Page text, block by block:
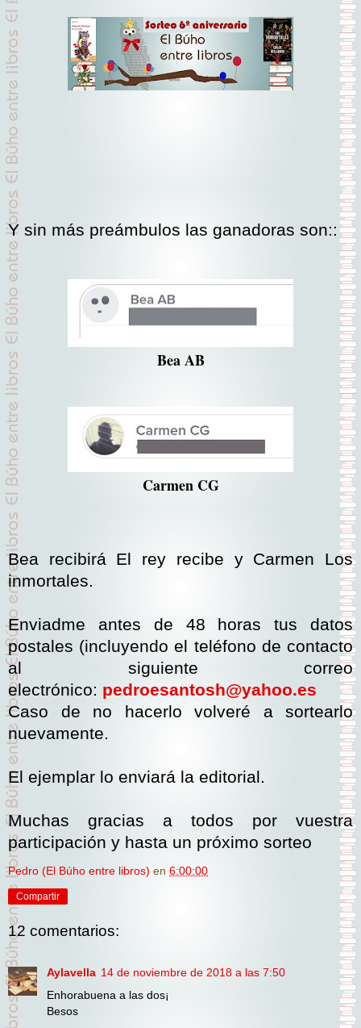
Y sin más preámbulos las ganadoras son::
Bea AB
Carmen CG
Bea recibirá El rey recibe y Carmen Los
inmortales.
Enviadme antes de 48 horas tus datos
postales (incluyendo el teléfono de contacto
al siguiente correo
electrónico: pedroesantosh@yahoo.es
Caso de no hacerlo volveré a sortearlo
nuevamente.
El ejemplar lo enviará la editorial.
Muchas gracias a todos por vuestra
participación y hasta un próximo sorteo
Pedro (El Búho entre libros) en 6:00:00
Compartir
12 comentarios:
Aylavella 14 de noviembre de 2018 a las 7:50
Enhorabuena a las dos¡
Besos